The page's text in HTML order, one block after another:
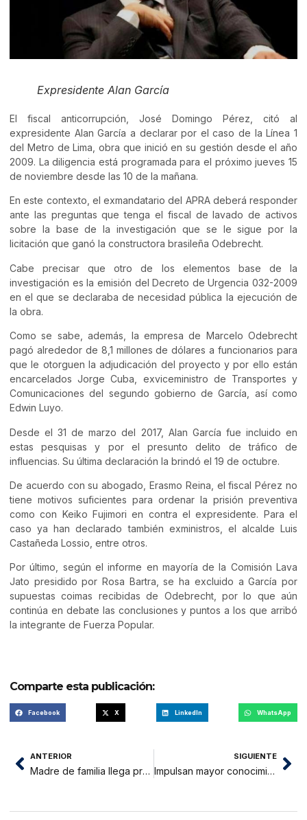
Expresidente Alan García
El fiscal anticorrupción, José Domingo Pérez, citó al
expresidente Alan García a declarar por el caso de la Línea 1
del Metro de Lima, obra que inició en su gestión desde el año
2009. La diligencia está programada para el próximo jueves 15
de noviembre desde las 10 de la mañana.
En este contexto, el exmandatario del APRA deberá responder
ante las preguntas que tenga el fiscal de lavado de activos
sobre la base de la investigación que se le sigue por la
licitación que ganó la constructora brasileña Odebrecht.
Cabe precisar que otro de los elementos base de la
investigación es la emisión del Decreto de Urgencia 032-2009
en el que se declaraba de necesidad pública la ejecución de
la obra.
Como se sabe, además, la empresa de Marcelo Odebrecht
pagó alrededor de 8,1 millones de dólares a funcionarios para
que le otorguen la adjudicación del proyecto y por ello están
encarcelados Jorge Cuba, exviceministro de Transportes y
Comunicaciones del segundo gobierno de García, así como
Edwin Luyo.
Desde el 31 de marzo del 2017, Alan García fue incluido en
estas pesquisas y por el presunto delito de tráfico de
influencias. Su última declaración la brindó el 19 de octubre.
De acuerdo con su abogado, Erasmo Reina, el fiscal Pérez no
tiene motivos suficientes para ordenar la prisión preventiva
como con Keiko Fujimori en contra el expresidente. Para el
caso ya han declarado también exministros, el alcalde Luis
Castañeda Lossio, entre otros.
Por último, según el informe en mayoría de la Comisión Lava
Jato presidido por Rosa Bartra, se ha excluido a García por
supuestas coimas recibidas de Odebrecht, por lo que aún
continúa en debate las conclusiones y puntos a los que arribó
la integrante de Fuerza Popular.
Comparte esta publicación:
Facebook X LinkedIn WhatsApp
ANTERIOR
Madre de familia llega procedente de Sauce en busca de justicia por muerte de su hijo
SIGUIENTE
Impulsan mayor conocimiento sobre la tortuga marina peruana